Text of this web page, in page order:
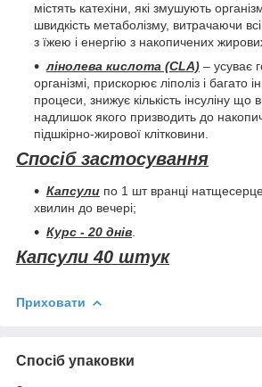
містять катехіни, які змушують
швидкість метаболізму, витрачаючи
з їжею і енергію з накопичених
лінолева кислота (CLA) – усуває
організмі, прискорює ліполіз і багато
процеси, знижує кількість інсуліну що
надлишок якого призводить до
підшкірно-жирової клітковини.
Спосіб застосування
Капсули по 1 шт вранці
хвилин до вечері;
Курс - 20 днів
Капсули 40 штук
Приховати
Спосіб упаковки